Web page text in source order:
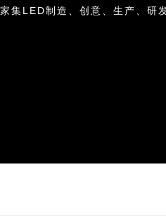
集LED制造、创意、生产、研